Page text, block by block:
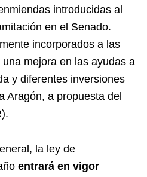
introducidas al
en el Senado.
incorporados a las
mejora en las ayudas a
y diferentes inversiones
Aragón, a propuesta del
la ley de
entrará en vigor